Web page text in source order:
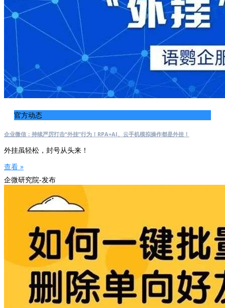
官方动态
企业微信：持续严厉打击“外挂”行为！RPA+AI、云手机模拟操作都是外挂！
外挂虽轻松，封号从头来！
查看 »
企微研究院-发布